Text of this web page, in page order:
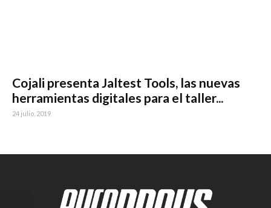
Cojali presenta Jaltest Tools, las nuevas
herramientas digitales para el taller...
24 julio, 2019